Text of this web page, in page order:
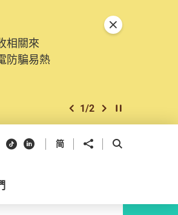
相關來
防騙易熱
上一個
1/2 下一個開始/暫停幻燈
關閉特別通告
抖音領英 简 分享到 開啟搜尋框